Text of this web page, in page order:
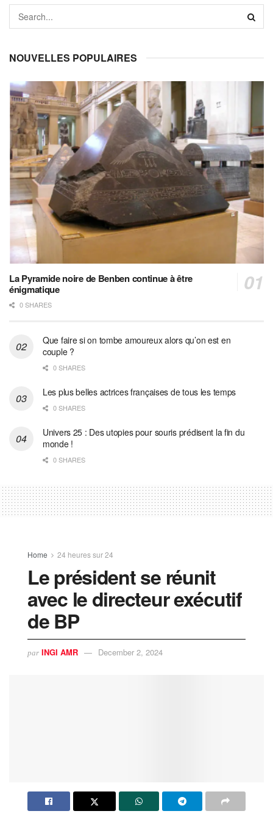
NOUVELLES POPULAIRES
La Pyramide noire de Benben continue à être
énigmatique
0 SHARES
Que faire si on tombe amoureux alors qu’on est en
couple ?
0 SHARES
Les plus belles actrices françaises de tous les temps
0 SHARES
Univers 25 : Des utopies pour souris prédisent la fin du
monde !
0 SHARES
Home 24 heures sur 24
Le président se réunit
avec le directeur exécutif
de BP
par INGI AMR December 2, 2024